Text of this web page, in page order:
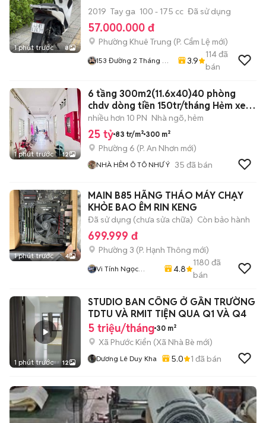
1 phút trước 8
2019 Tay ga 100 - 175 cc Đã sử dụng
57.000.000 đ
Phường Khuê Trung (P. Cẩm Lệ mới)
153 Đường 2 Tháng 9
3.9
114đã
bán
1 phút trước 12
6 tầng 300m2(11.6x40)40 phòng
chdv dòng tiền 150tr/tháng Hẻm xe
tải
nhiều hơn 10 PN Nhà ngõ, hẻm
25 tỷ 83 tr/m² 300 m²
Phường 6 (P. An Nhơn mới)
NHÀ HẺM Ô TÔ NHƯ Ý 35 đã bán
1 phút trước 4
MAIN B85 HÃNG THÁO MÁY CHẠY
KHỎE BAO ÊM RIN KENG
Đã sử dụng (chưa sửa chữa) Còn bảo hành
699.999 đ
Phường 3 (P. Hạnh Thông mới)
Vi Tính Ngọc
4.8
1180 đã
bán
1 phút trước 12
STUDIO BAN CÔNG Ở GẦN TRƯỜNG
TDTU VÀ RMIT TIỆN QUA Q1 VÀ Q4
5 triệu/tháng 30 m²
Xã Phước Kiển (Xã Nhà Bè mới)
Dương Lê Duy Kha 5.0 1 đã bán